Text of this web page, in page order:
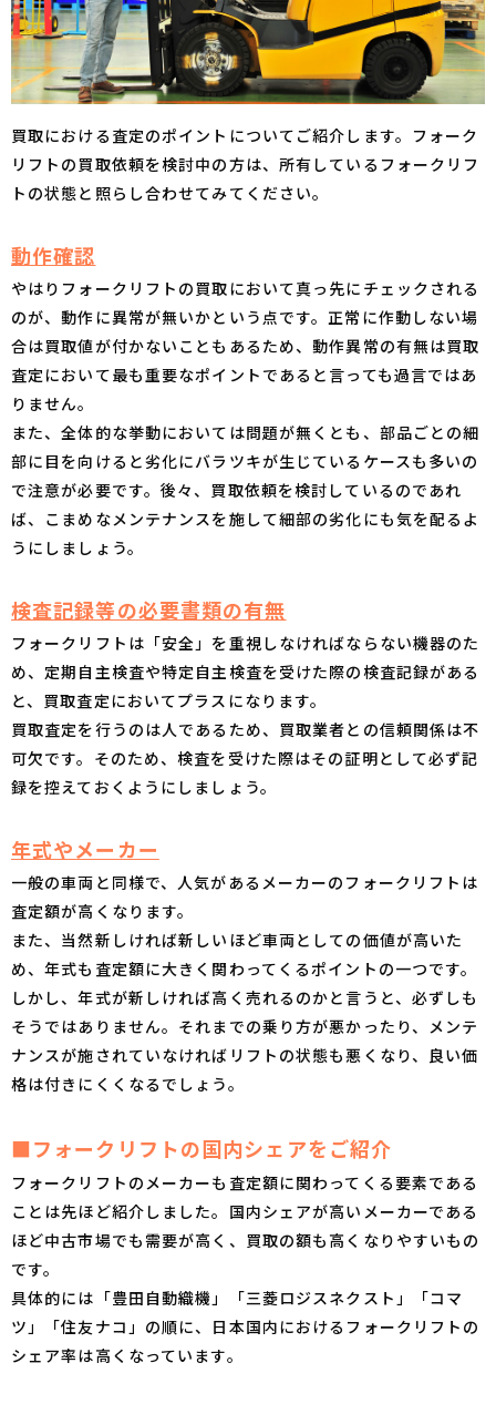
買取における査定のポイントについてご紹介します。フォーク
リフトの買取依頼を検討中の方は、所有しているフォークリフ
トの状態と照らし合わせてみてください。
動作確認
やはりフォークリフトの買取において真っ先にチェックされる
のが、動作に異常が無いかという点です。正常に作動しない場
合は買取値が付かないこともあるため、動作異常の有無は買取
査定において最も重要なポイントであると言っても過言ではあ
りません。
また、全体的な挙動においては問題が無くとも、部品ごとの細
部に目を向けると劣化にバラツキが生じているケースも多いの
で注意が必要です。後々、買取依頼を検討しているのであれ
ば、こまめなメンテナンスを施して細部の劣化にも気を配るよ
うにしましょう。
検査記録等の必要書類の有無
フォークリフトは「安全」を重視しなければならない機器のた
め、定期自主検査や特定自主検査を受けた際の検査記録がある
と、買取査定においてプラスになります。
買取査定を行うのは人であるため、買取業者との信頼関係は不
可欠です。そのため、検査を受けた際はその証明として必ず記
録を控えておくようにしましょう。
年式やメーカー
一般の車両と同様で、人気があるメーカーのフォークリフトは
査定額が高くなります。
また、当然新しければ新しいほど車両としての価値が高いた
め、年式も査定額に大きく関わってくるポイントの一つです。
しかし、年式が新しければ高く売れるのかと言うと、必ずしも
そうではありません。それまでの乗り方が悪かったり、メンテ
ナンスが施されていなければリフトの状態も悪くなり、良い価
格は付きにくくなるでしょう。
■フォークリフトの国内シェアをご紹介
フォークリフトのメーカーも査定額に関わってくる要素である
ことは先ほど紹介しました。国内シェアが高いメーカーである
ほど中古市場でも需要が高く、買取の額も高くなりやすいもの
です。
具体的には「豊田自動織機」「三菱ロジスネクスト」「コマ
ツ」「住友ナコ」の順に、日本国内におけるフォークリフトの
シェア率は高くなっています。